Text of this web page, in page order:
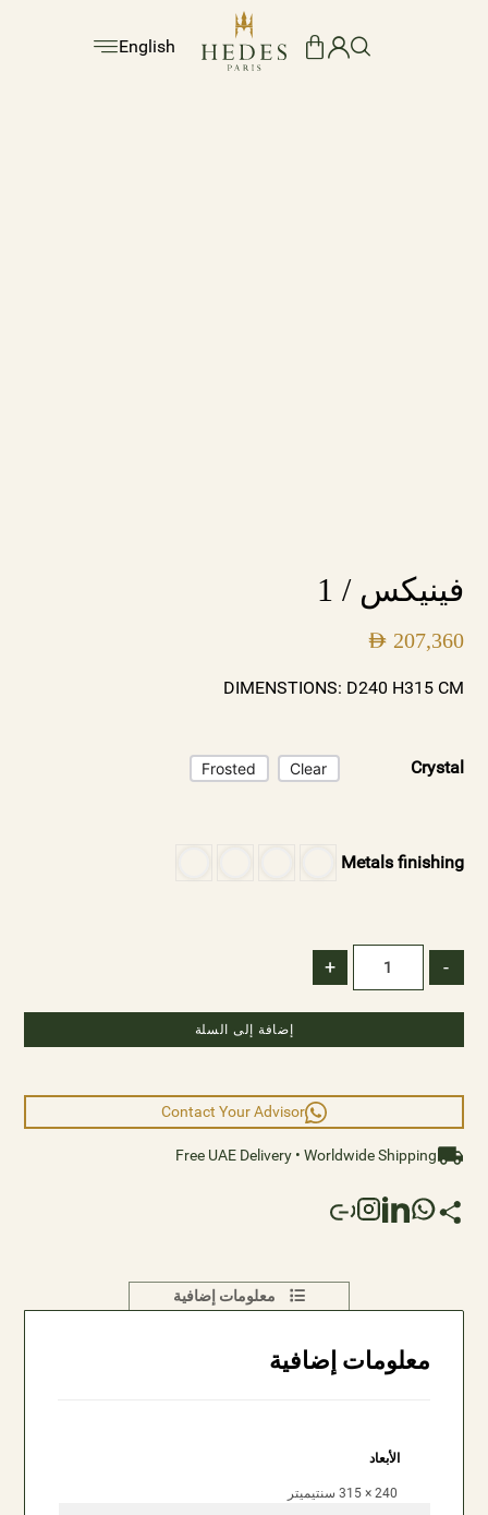
English
فينيكس / 1
AED 207,360
DIMENSTIONS: D240 H315 CM
Crystal
Clear
Frosted
Metals finishing
-
+
إضافة إلى السلة
Contact Your Advisor
Free UAE Delivery • Worldwide Shipping
معلومات إضافية
معلومات إضافية
الأبعاد
240 × 315 سنتيميتر